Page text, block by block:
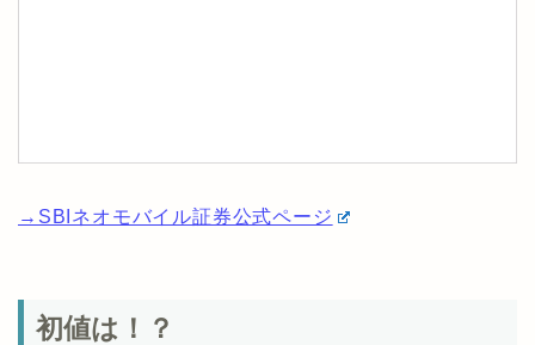
→SBIネオモバイル証券公式ページ
初値は！？